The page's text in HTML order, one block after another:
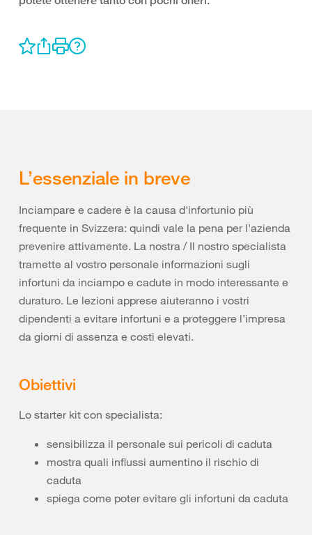
L’essenziale in breve
Inciampare e cadere è la causa d'infortunio più
frequente in Svizzera: quindi vale la pena per l'azienda
prevenire attivamente. La nostra / Il nostro specialista
tramette al vostro personale informazioni sugli
infortuni da inciampo e cadute in modo interessante e
duraturo. Le lezioni apprese aiuteranno i vostri
dipendenti a evitare infortuni e a proteggere l’impresa
da giorni di assenza e costi elevati.
Obiettivi
Lo starter kit con specialista:
sensibilizza il personale sui pericoli di caduta
mostra quali influssi aumentino il rischio di
caduta
spiega come poter evitare gli infortuni da caduta